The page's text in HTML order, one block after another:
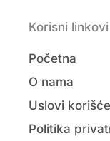
Korisni linkovi
Početna
O nama
Uslovi
Politika